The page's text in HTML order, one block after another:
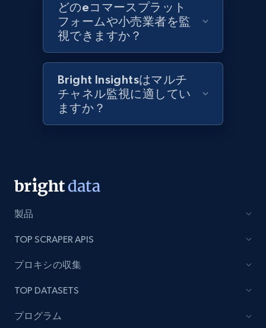
Best Buy products
URL, Product id, Title, Images, Final price,
Currency, Discount, Initial price, and more.
1.1K+ 148+ 今すぐ始める
URL, Product id, Title, Images, Final price,
Currency, Discount, Initial price, and more.
URL, Domain, Marketplace pn, Sku, Other pn,
Model number, Gtin ean pn, Product name, and
more.
どのeコマースプラット
フォームや小売業者を監
視できますか？
Bright Insightsはマルチ
チャネル監視に適してい
ますか？
製品
TOP SCRAPER APIS
プロキシの収集
TOP DATASETS
プログラム